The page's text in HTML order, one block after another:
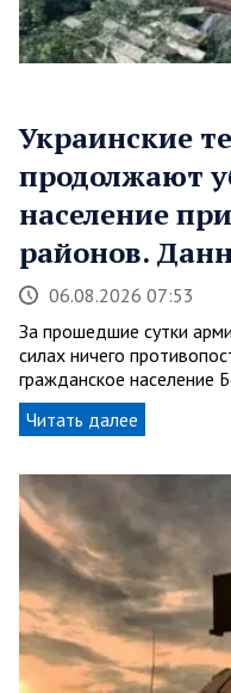
Украинские
продолжают
население
районов.
06.08.2026 07:53
За прошедшие сутки
силах ничего
гражданское население
Читать далее